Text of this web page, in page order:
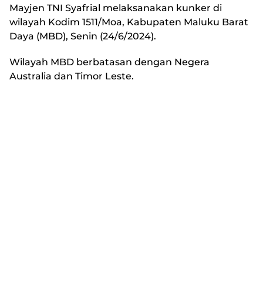
Mayjen TNI Syafrial melaksanakan kunker di
wilayah Kodim 1511/Moa, Kabupaten Maluku Barat
Daya (MBD), Senin (24/6/2024).
Wilayah MBD berbatasan dengan Negera
Australia dan Timor Leste.